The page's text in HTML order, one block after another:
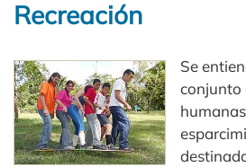
Recreación
Se
conjunto